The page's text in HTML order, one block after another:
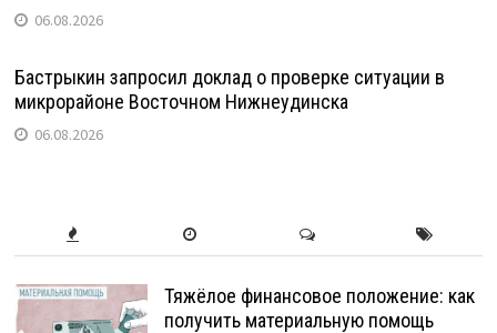
06.08.2026
Бастрыкин запросил доклад о проверке ситуации в
микрорайоне Восточном Нижнеудинска
06.08.2026
Тяжёлое финансовое положение: как
получить материальную помощь